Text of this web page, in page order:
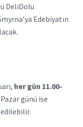
DeliDolu
Edebiyatın
her gün 11.00-
günü ise